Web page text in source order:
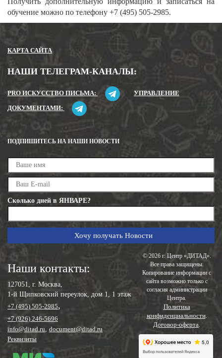
обучение можно по телефону +7 (495) 505-2985.
КАРТА САЙТА
НАШИ ТЕЛЕГРАМ-КАНАЛЫ:
PRO ИСКУССТВО ПИСЬМА:
УПРАВЛЕНИЕ
ДОКУМЕНТАМИ:
ПОДПИШИТЕСЬ НА НАШИ НОВОСТИ
Сколько дней в ЯНВАРЕ?
Наши контакты:
127051, г. Москва,
1-й Щипковский переулок, дом 1, 1 этаж
+7 (495) 505-2985,
+7 (926) 246-5696
info@ditad.ru, document@ditad.ru
Реквизиты
© 2026 г. Центр «ДИТАД».
Все права защищены.
Копирование информации с
сайта возможно только с
согласия администрации
Центра.
Политика
конфиденциальности.
Договор-оферта.